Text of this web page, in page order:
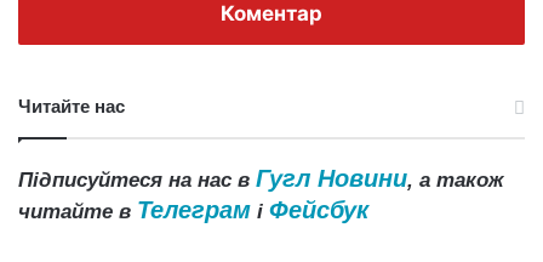
Коментар
Читайте нас
Підписуйтеся на нас в Гугл Новини, а також
читайте в Телеграм і Фейсбук